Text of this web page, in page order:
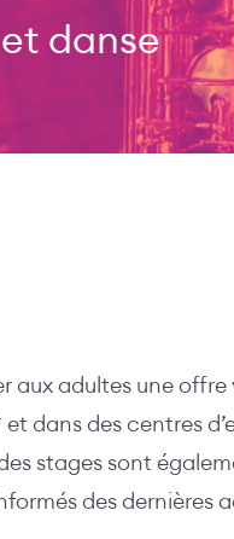
danse
aux adultes une
et dans des centres
stages sont
des dernières